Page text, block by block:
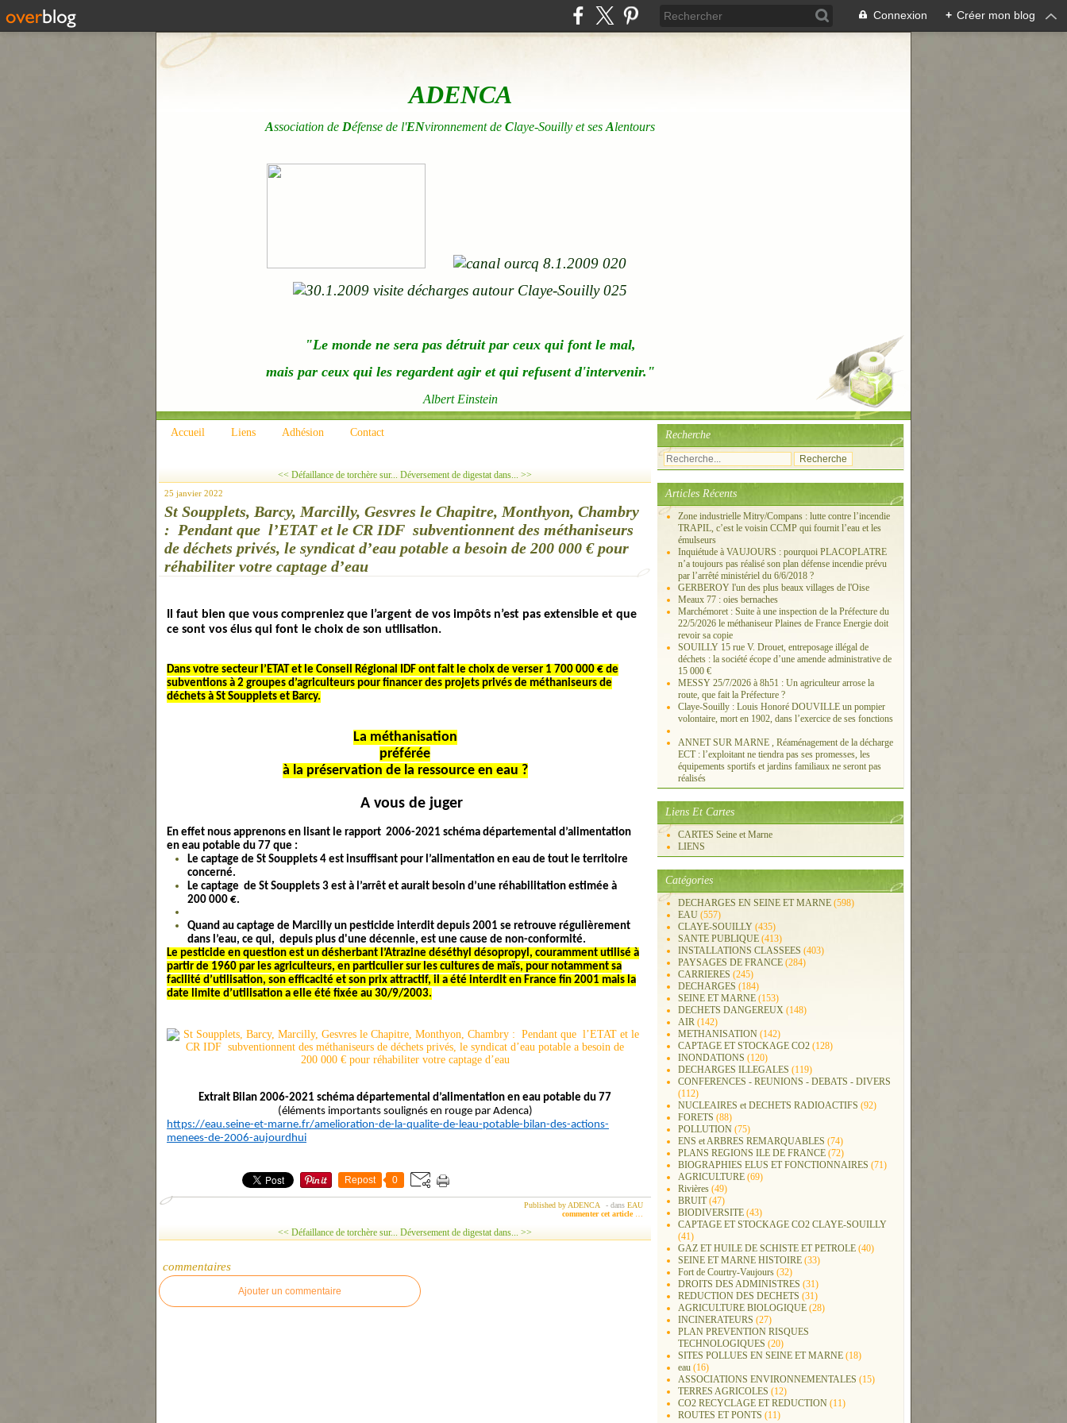
Connexion + Créer mon blog
ADENCA
Association de Défense de l'ENvironnement de Claye-Souilly et ses Alentours
"Le monde ne sera pas détruit par ceux qui font le mal,
mais par ceux qui les regardent agir et qui refusent d'intervenir."
Albert Einstein
Accueil Liens Adhésion Contact
<< Défaillance de torchère sur... Déversement de digestat dans... >>
25 janvier 2022
St Soupplets, Barcy, Marcilly, Gesvres le Chapitre, Monthyon, Chambry
: Pendant que l’ETAT et le CR IDF subventionnent des méthaniseurs
de déchets privés, le syndicat d’eau potable a besoin de 200 000 € pour
réhabiliter votre captage d’eau
Il faut bien que vous compreniez que l’argent de vos impôts n’est pas extensible et que
ce sont vos élus qui font le choix de son utilisation.
Dans votre secteur l’ETAT et le Conseil Régional IDF ont fait le choix de verser 1 700 000 € de
subventions à 2 groupes d’agriculteurs pour financer des projets privés de méthaniseurs de
déchets à St Soupplets et Barcy.
La méthanisation
préférée
à la préservation de la ressource en eau ?
A vous de juger
En effet nous apprenons en lisant le rapport 2006-2021 schéma départemental d’alimentation
en eau potable du 77 que :
Le captage de St Soupplets 4 est insuffisant pour l’alimentation en eau de tout le territoire
concerné.
Le captage de St Soupplets 3 est à l’arrêt et aurait besoin d’une réhabilitation estimée à
200 000 €.
Quand au captage de Marcilly un pesticide interdit depuis 2001 se retrouve régulièrement
dans l’eau, ce qui, depuis plus d'une décennie, est une cause de non-conformité.
Le pesticide en question est un désherbant l’Atrazine déséthyl désopropyl, couramment utilisé à
partir de 1960 par les agriculteurs, en particulier sur les cultures de maïs, pour notamment sa
facilité d’utilisation, son efficacité et son prix attractif, il a été interdit en France fin 2001 mais la
date limite d’utilisation a elle été fixée au 30/9/2003.
Extrait Bilan 2006-2021 schéma départemental d’alimentation en eau potable du 77
(éléments importants soulignés en rouge par Adenca)
https://eau.seine-et-marne.fr/amelioration-de-la-qualite-de-leau-potable-bilan-des-actions-
menees-de-2006-aujourdhui
Repost 0
Published by ADENCA - dans EAU
commenter cet article
<< Défaillance de torchère sur... Déversement de digestat dans... >>
commentaires
Ajouter un commentaire
Recherche
Articles Récents
Zone industrielle Mitry/Compans : lutte contre l’incendie
TRAPIL, c’est le voisin CCMP qui fournit l’eau et les
émulseurs
Inquiétude à VAUJOURS : pourquoi PLACOPLATRE
n’a toujours pas réalisé son plan défense incendie prévu
par l’arrêté ministériel du 6/6/2018 ?
GERBEROY l'un des plus beaux villages de l'Oise
Meaux 77 : oies bernaches
Marchémoret : Suite à une inspection de la Préfecture du
22/5/2026 le méthaniseur Plaines de France Energie doit
revoir sa copie
SOUILLY 15 rue V. Drouet, entreposage illégal de
déchets : la société écope d’une amende administrative de
15 000 €
MESSY 25/7/2026 à 8h51 : Un agriculteur arrose la
route, que fait la Préfecture ?
Claye-Souilly : Louis Honoré DOUVILLE un pompier
volontaire, mort en 1902, dans l’exercice de ses fonctions
ANNET SUR MARNE , Réaménagement de la décharge
ECT : l’exploitant ne tiendra pas ses promesses, les
équipements sportifs et jardins familiaux ne seront pas
réalisés
Liens Et Cartes
CARTES Seine et Marne
LIENS
Catégories
DECHARGES EN SEINE ET MARNE (598)
EAU (557)
CLAYE-SOUILLY (435)
SANTE PUBLIQUE (413)
INSTALLATIONS CLASSEES (403)
PAYSAGES DE FRANCE (284)
CARRIERES (245)
DECHARGES (184)
SEINE ET MARNE (153)
DECHETS DANGEREUX (148)
AIR (142)
METHANISATION (142)
CAPTAGE ET STOCKAGE CO2 (128)
INONDATIONS (120)
DECHARGES ILLEGALES (119)
CONFERENCES - REUNIONS - DEBATS - DIVERS
(112)
NUCLEAIRES et DECHETS RADIOACTIFS (92)
FORETS (88)
POLLUTION (75)
ENS et ARBRES REMARQUABLES (74)
PLANS REGIONS ILE DE FRANCE (72)
BIOGRAPHIES ELUS ET FONCTIONNAIRES (71)
AGRICULTURE (69)
Rivières (49)
BRUIT(47)
BIODIVERSITE (43)
CAPTAGE ET STOCKAGE CO2 CLAYE-SOUILLY
(41)
GAZ ET HUILE DE SCHISTE ET PETROLE (40)
SEINE ET MARNE HISTOIRE (33)
Fort de Courtry-Vaujours (32)
DROITS DES ADMINISTRES (31)
REDUCTION DES DECHETS (31)
AGRICULTURE BIOLOGIQUE (28)
INCINERATEURS (27)
PLAN PREVENTION RISQUES
TECHNOLOGIQUES (20)
SITES POLLUES EN SEINE ET MARNE (18)
eau (16)
ASSOCIATIONS ENVIRONNEMENTALES (15)
TERRES AGRICOLES (12)
CO2 RECYCLAGE ET REDUCTION (11)
ROUTES ET PONTS (11)